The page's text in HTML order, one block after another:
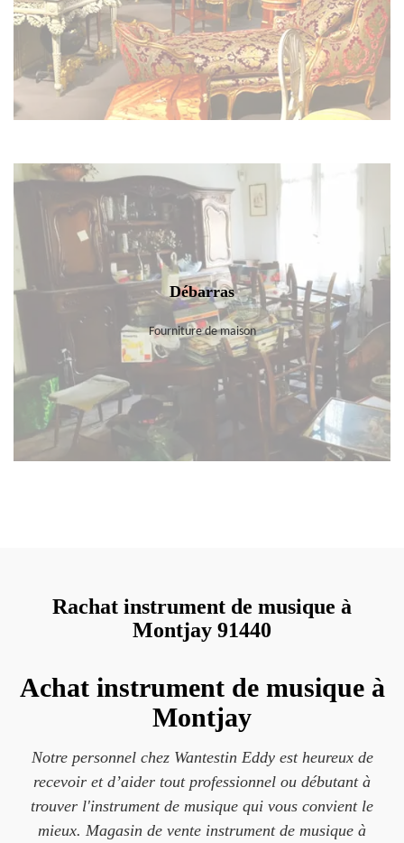
Débarras
Fourniture de maison
Rachat instrument de musique à
Montjay 91440
Achat instrument de musique à
Montjay
Notre personnel chez Wantestin Eddy est heureux de
recevoir et d’aider tout professionnel ou débutant à
trouver l'instrument de musique qui vous convient le
mieux. Magasin de vente instrument de musique à